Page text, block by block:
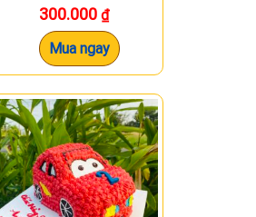
300.000₫
Mua ngay